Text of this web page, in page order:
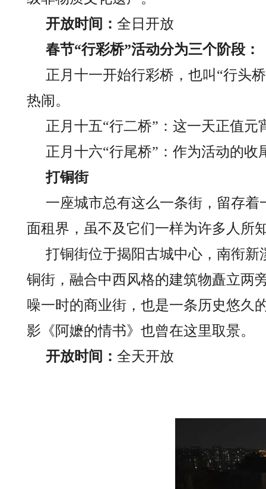
开放时间： 全日开放
春节“行彩桥”活动分为三个阶段：
正月十一开始行彩桥，也叫“行头
热闹。
正月十五“行二桥”：这一天正值
正月十六“行尾桥”：作为活动的收
打铜街
一座城市总有这么一条街，留存
面租界，虽不及它们一样为许多人所
打铜街位于揭阳古城中心，南衔
铜街，融合中西风格的建筑物矗立两
噪一时的商业街，也是一条历史悠久
影《阿嬷的情书》也曾在这里取景。
开放时间： 全天开放